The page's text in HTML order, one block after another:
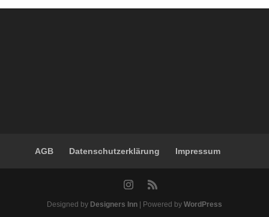
AGB Datenschutzerklärung Impressum
Designed by Designers Inn| Powered by WordPress